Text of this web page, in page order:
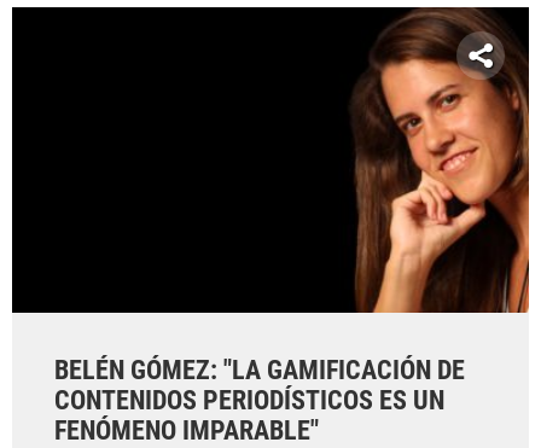
BELÉN GÓMEZ: "LA GAMIFICACIÓN DE
CONTENIDOS PERIODÍSTICOS ES UN
FENÓMENO IMPARABLE"